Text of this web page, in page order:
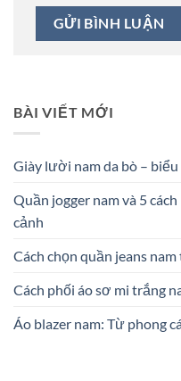
BÀI VIẾT MỚI
Giày lười nam da bò –
Quần jogger nam và 5
cảnh
Cách chọn quần jeans
Cách phối áo sơ mi trắng
Áo blazer nam: Từ phong